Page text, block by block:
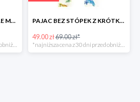
BODY BAWEŁNIANE BIAŁE MUMIA KRÓTKI RĘKAW w super cenie
*najniższa cena z 30 dni przed obniżką
PAJAC BEZ STÓPEK Z KRÓTKIM RĘKAWEM ŻÓŁWIE
49.00 zł69.00 zł*
*najniższa cena z 30 dni przed obniżką